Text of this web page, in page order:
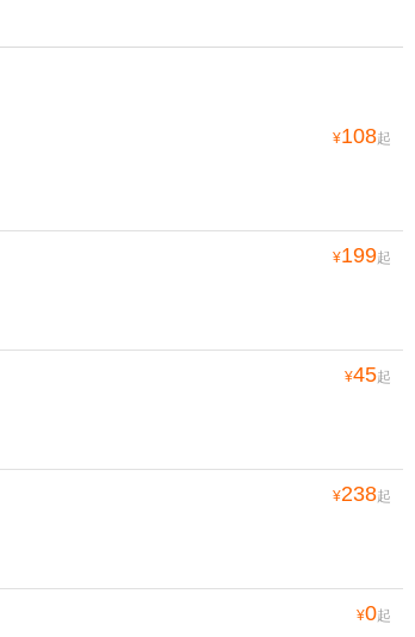
¥108起
¥199起
¥45起
¥238起
¥0起